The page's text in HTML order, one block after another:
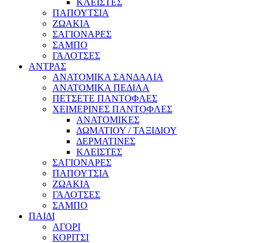
ΚΛΕΙΣΤΕΣ
ΠΑΠΟΥΤΣΙΑ
ΖΩΑΚΙΑ
ΣΑΓΙΟΝΑΡΕΣ
ΣΑΜΠΟ
ΓΑΛΟΤΣΕΣ
ΑΝΤΡΑΣ
ΑΝΑΤΟΜΙΚΑ ΣΑΝΔΑΛΙΑ
ΑΝΑΤΟΜΙΚΑ ΠΕΔΙΛΑ
ΠΕΤΣΕΤΕ ΠΑΝΤΟΦΛΕΣ
ΧΕΙΜΕΡΙΝΕΣ ΠΑΝΤΟΦΛΕΣ
ΑΝΑΤΟΜΙΚΕΣ
ΔΩΜΑΤΙΟΥ / ΤΑΞΙΔΙΟΥ
ΔΕΡΜΑΤΙΝΕΣ
ΚΛΕΙΣΤΕΣ
ΣΑΓΙΟΝΑΡΕΣ
ΠΑΠΟΥΤΣΙΑ
ΖΩΑΚΙΑ
ΓΑΛΟΤΣΕΣ
ΣΑΜΠΟ
ΠΑΙΔΙ
ΑΓΟΡΙ
ΚΟΡΙΤΣΙ